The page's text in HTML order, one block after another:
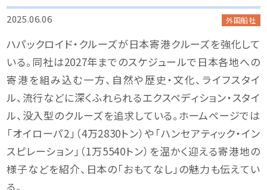
2025.06.06 外国船社
ハパックロイド・クルーズが日本寄港クルーズを強化して
いる。同社は2027年までのスケジュールで日本各地への
寄港を組み込む一方、自然や歴史・文化、ライフスタイ
ル、流行などに深くふれられるエクスペディション・スタイ
ル、没入型のクルーズを追求している。ホームページでは
「オイローパ2」（4万2830トン）や「ハンセアティック・イン
スピレーション」（1万5540トン）を温かく迎える寄港地の
様子などを紹介、日本の「おもてなし」の魅力も伝えてい
る。